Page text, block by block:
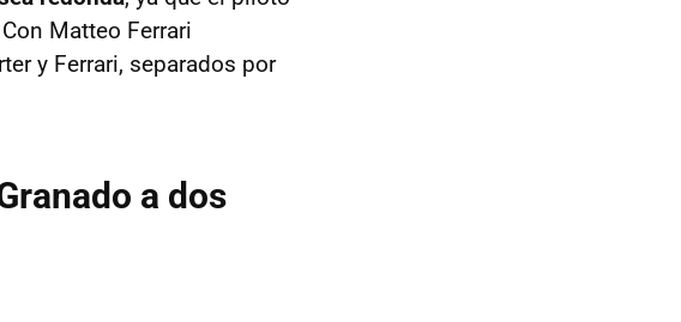
Matteo Ferrari
y Ferrari, separados por
a dos